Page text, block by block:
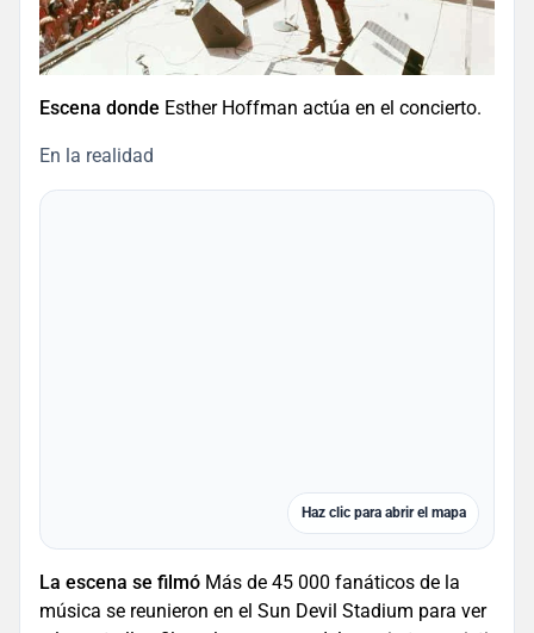
Escena donde Esther Hoffman actúa en el concierto.
En la realidad
Haz clic para abrir el mapa
La escena se filmó Más de 45 000 fanáticos de la
música se reunieron en el Sun Devil Stadium para ver